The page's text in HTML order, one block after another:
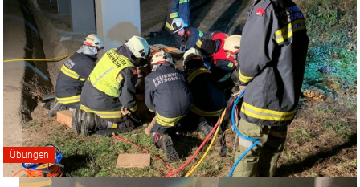
Übungen